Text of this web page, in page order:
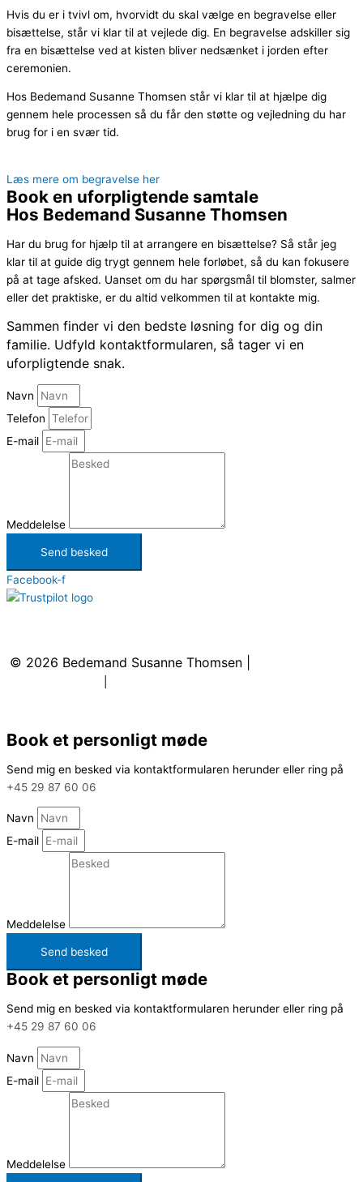
Hvis du er i tvivl om, hvorvidt du skal vælge en begravelse eller
bisættelse, står vi klar til at vejlede dig. En begravelse adskiller sig
fra en bisættelse ved at kisten bliver nedsænket i jorden efter
ceremonien.
Hos Bedemand Susanne Thomsen står vi klar til at hjælpe dig
gennem hele processen så du får den støtte og vejledning du har
brug for i en svær tid.
Læs mere om begravelse her
Book en uforpligtende samtale
Hos Bedemand Susanne Thomsen
Har du brug for hjælp til at arrangere en bisættelse? Så står jeg
klar til at guide dig trygt gennem hele forløbet, så du kan fokusere
på at tage afsked. Uanset om du har spørgsmål til blomster, salmer
eller det praktiske, er du altid velkommen til at kontakte mig.
Sammen finder vi den bedste løsning for dig og din
familie. Udfyld kontaktformularen, så tager vi en
uforpligtende snak.
Navn
Telefon
E-mail
Meddelelse
Send besked
Facebook-f
© 2026 Bedemand Susanne Thomsen
Book et personligt møde
Send mig en besked via kontaktformularen herunder eller ring på
+45 29 87 60 06
Navn
E-mail
Meddelelse
Send besked
Book et personligt møde
Send mig en besked via kontaktformularen herunder eller ring på
+45 29 87 60 06
Navn
E-mail
Meddelelse